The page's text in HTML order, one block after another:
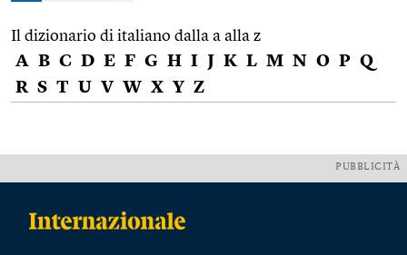
Il dizionario di italiano dalla a alla z
A B C D E F G H I J K L M N O P Q
R S T U V W X Y Z
PUBBLICITÀ